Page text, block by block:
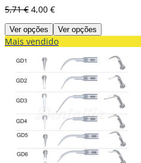
5,71 € 4,00 €
Ver opções Ver opções
Mais vendido